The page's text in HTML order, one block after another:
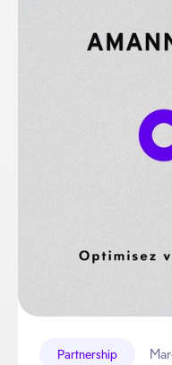
Partnership